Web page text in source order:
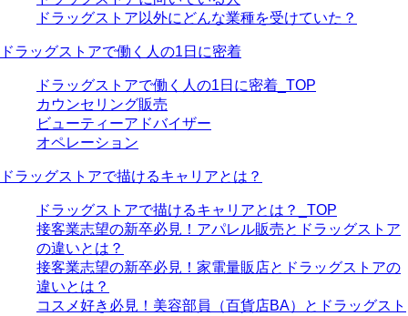
ドラッグストア以外にどんな業種を受けていた？
ドラッグストアで働く人の1日に密着
ドラッグストアで働く人の1日に密着_TOP
カウンセリング販売
ビューティーアドバイザー
オペレーション
ドラッグストアで描けるキャリアとは？
ドラッグストアで描けるキャリアとは？_TOP
接客業志望の新卒必見！アパレル販売とドラッグストア
の違いとは？
接客業志望の新卒必見！家電量販店とドラッグストアの
違いとは？
コスメ好き必見！美容部員（百貨店BA）とドラッグスト